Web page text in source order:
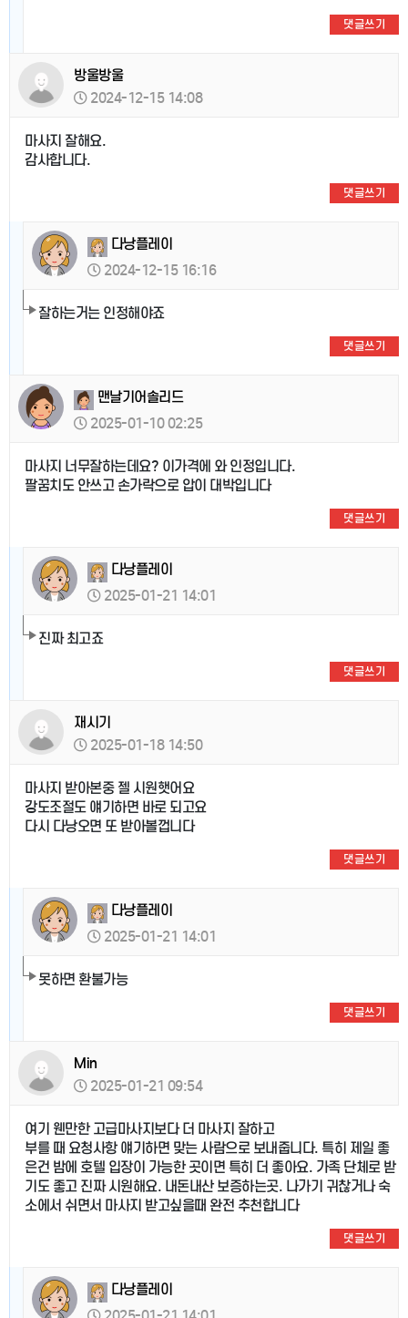
댓글쓰기
방울방울
2024-12-15 14:08
마사지 잘해요.
감사합니다.
댓글쓰기
다낭플레이
2024-12-15 16:16
잘하는거는 인정해야죠
댓글쓰기
맨날기어솔리드
2025-01-10 02:25
마사지 너무잘하는데요? 이가격에 와 인정입니다.
팔꿈치도 안쓰고 손가락으로 압이 대박입니다
댓글쓰기
다낭플레이
2025-01-21 14:01
진짜 최고죠
댓글쓰기
재시기
2025-01-18 14:50
마사지 받아본중 젤 시원햇어요
강도조절도 얘기하면 바로 되고요
다시 다낭오면 또 받아볼껍니다
댓글쓰기
다낭플레이
2025-01-21 14:01
못하면 환불가능
댓글쓰기
Min
2025-01-21 09:54
여기 웬만한 고급마사지보다 더 마사지 잘하고
부를 때 요청사항 얘기하면 맞는 사람으로 보내줍니다. 특히 제일 좋
은건 밤에 호텔 입장이 가능한 곳이면 특히 더 좋아요. 가족 단체로 받
기도 좋고 진짜 시원해요. 내돈내산 보증하는곳. 나가기 귀찮거나 숙
소에서 쉬면서 마사지 받고싶을때 완전 추천합니다
댓글쓰기
다낭플레이